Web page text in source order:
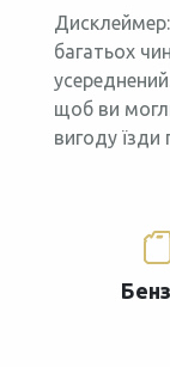
багатьох
щоб ви
вигоду